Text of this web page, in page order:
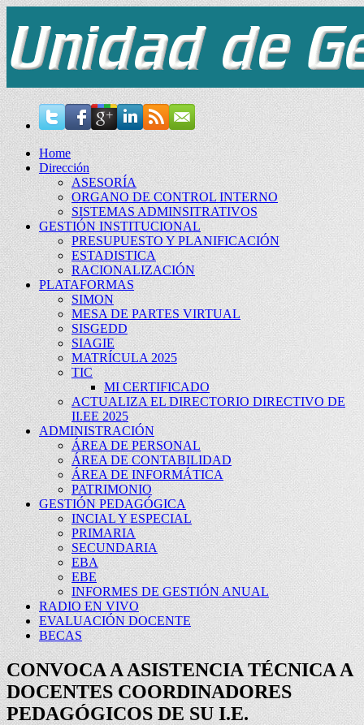
Home
Dirección
ASESORÍA
ORGANO DE CONTROL INTERNO
SISTEMAS ADMINSITRATIVOS
GESTIÓN INSTITUCIONAL
PRESUPUESTO Y PLANIFICACIÓN
ESTADISTICA
RACIONALIZACIÓN
PLATAFORMAS
SIMON
MESA DE PARTES VIRTUAL
SISGEDD
SIAGIE
MATRÍCULA 2025
TIC
MI CERTIFICADO
ACTUALIZA EL DIRECTORIO DIRECTIVO DE
II.EE 2025
ADMINISTRACIÓN
ÁREA DE PERSONAL
ÁREA DE CONTABILIDAD
ÁREA DE INFORMÁTICA
PATRIMONIO
GESTIÓN PEDAGÓGICA
INCIAL Y ESPECIAL
PRIMARIA
SECUNDARIA
EBA
EBE
INFORMES DE GESTIÓN ANUAL
RADIO EN VIVO
EVALUACIÓN DOCENTE
BECAS
CONVOCA A ASISTENCIA TÉCNICA A
DOCENTES COORDINADORES
PEDAGÓGICOS DE SU I.E.